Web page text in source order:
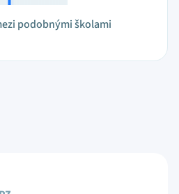
podobnými školami